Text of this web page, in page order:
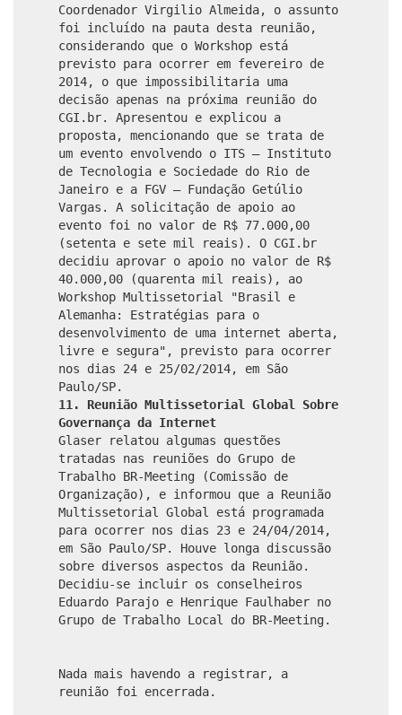
Coordenador Virgilio Almeida, o assunto
foi incluído na pauta desta reunião,
considerando que o Workshop está
previsto para ocorrer em fevereiro de
2014, o que impossibilitaria uma
decisão apenas na próxima reunião do
CGI.br. Apresentou e explicou a
proposta, mencionando que se trata de
um evento envolvendo o ITS – Instituto
de Tecnologia e Sociedade do Rio de
Janeiro e a FGV – Fundação Getúlio
Vargas. A solicitação de apoio ao
evento foi no valor de R$ 77.000,00
(setenta e sete mil reais). O CGI.br
decidiu aprovar o apoio no valor de R$
40.000,00 (quarenta mil reais), ao
Workshop Multissetorial "Brasil e
Alemanha: Estratégias para o
desenvolvimento de uma internet aberta,
livre e segura", previsto para ocorrer
nos dias 24 e 25/02/2014, em São
Paulo/SP.
11. Reunião Multissetorial Global Sobre
Governança da Internet
Glaser relatou algumas questões
tratadas nas reuniões do Grupo de
Trabalho BR-Meeting (Comissão de
Organização), e informou que a Reunião
Multissetorial Global está programada
para ocorrer nos dias 23 e 24/04/2014,
em São Paulo/SP. Houve longa discussão
sobre diversos aspectos da Reunião.
Decidiu-se incluir os conselheiros
Eduardo Parajo e Henrique Faulhaber no
Grupo de Trabalho Local do BR-Meeting.
Nada mais havendo a registrar, a
reunião foi encerrada.